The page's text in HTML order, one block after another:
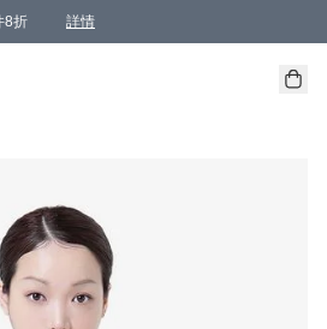
8折 詳情
20.00；買2件或以上減HKD 60.00；買3件